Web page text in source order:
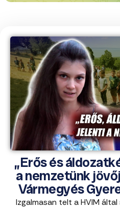
„Erős és
a nemzetünk
Vármegyés
Izgalmasan telt a HVIM